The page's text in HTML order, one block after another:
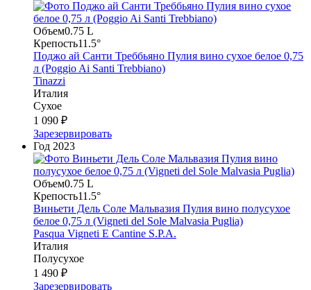
Объем0.75 L
Крепость11.5°
Поджо ай Санти Треббьяно Пулия вино сухое белое 0,75
л (Poggio Ai Santi Trebbiano)
Tinazzi
Италия
Сухое
1 090 ₽
Зарезервировать
Год 2023
Объем0.75 L
Крепость11.5°
Виньети Дель Соле Мальвазия Пулия вино полусухое
белое 0,75 л (Vigneti del Sole Malvasia Puglia)
Pasqua Vigneti E Cantine S.P.A.
Италия
Полусухое
1 490 ₽
Зарезервировать